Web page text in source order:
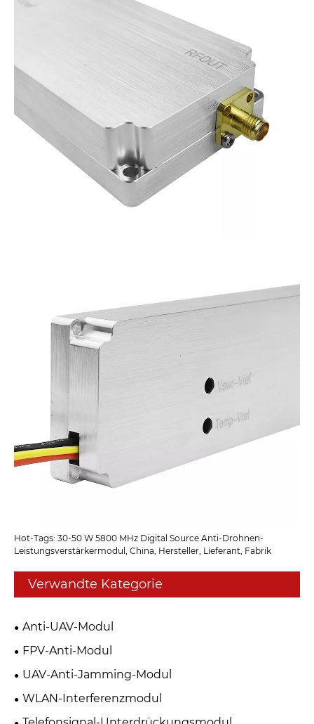
Hot-Tags: 30-50 W 5800 MHz Digital Source Anti-Drohnen-
Leistungsverstärkermodul, China, Hersteller, Lieferant, Fabrik
Verwandte Kategorie
Anti-UAV-Modul
FPV-Anti-Modul
UAV-Anti-Jamming-Modul
WLAN-Interferenzmodul